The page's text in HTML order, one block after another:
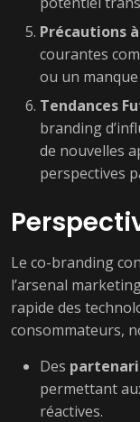
Précautions
courantes
ou un
Tendances
branding
de nouvelles
perspectives
Le co-branding
l’arsenal
rapide des
consommateurs,
Des
permettant
réactives.